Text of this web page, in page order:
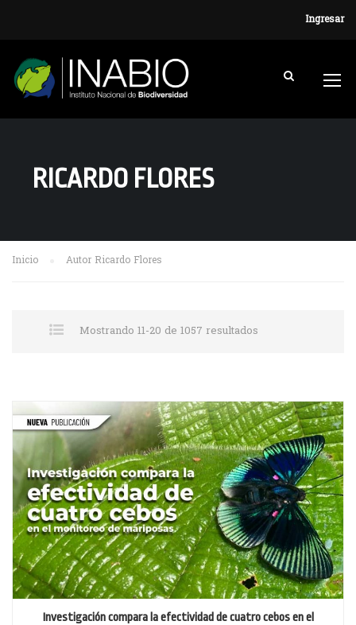
Ingresar
RICARDO FLORES
Inicio Autor Ricardo Flores
Mostrando 11-20 de 1057 resultados
Investigación compara la efectividad de cuatro cebos en el